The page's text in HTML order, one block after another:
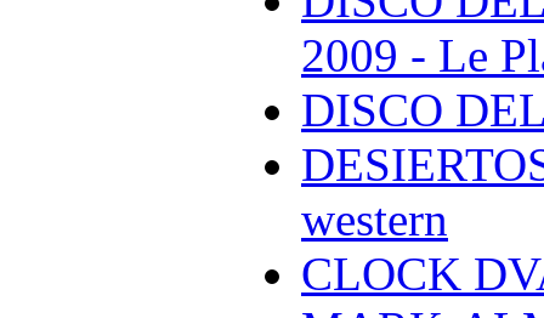
2009 - Le
DISCO
western
CLOCK